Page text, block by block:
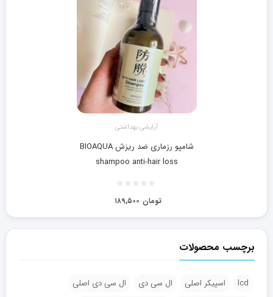
آرايشی بهداشتی
شامپو رزماری ضد ریزش BIOAQUA
shampoo anti-hair loss
۱۸۹,۵۰۰ تومان
برچسب محصولات
lcd اسپیکر اصلی ال سی دی
ال سی دی اصلی